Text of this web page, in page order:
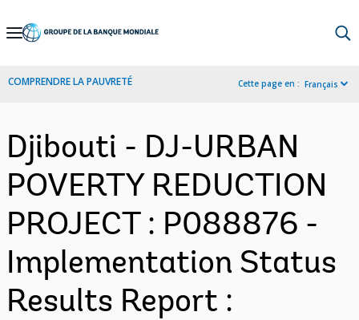
Skip
Navigation
COMPRENDRE LA PAUVRETÉ Cette page en : Français
Djibouti - DJ-URBAN
POVERTY REDUCTION
PROJECT : P088876 -
Implementation Status
Results Report :